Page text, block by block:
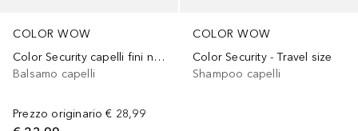
COLOR WOW
Color Security capelli fini normali
Balsamo capelli
Prezzo originario € 28,99
COLOR WOW
Color Security - Travel size
Shampoo capelli